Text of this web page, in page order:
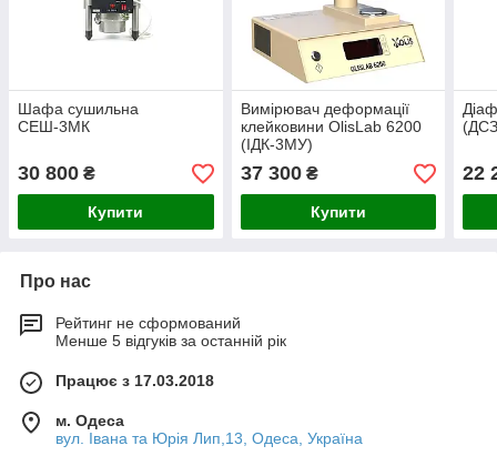
Шафа сушильна
СЕШ-3МК
30 800 ₴
Купити
Вимірювач деформації
клейковини OlisLab 6200
(ІДК-3МУ)
37 300₴
Купити
22
Про нас
Рейтинг не сформований
Менше 5 відгуків за останній рік
Працює з 17.03.2018
м. Одеса
вул. Івана та Юрія Лип,13, Одеса, Україна